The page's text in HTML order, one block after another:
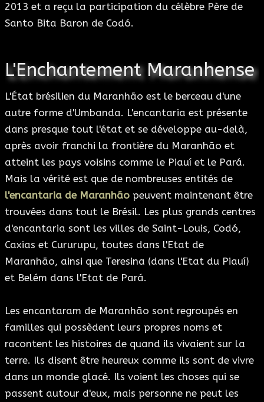
2013 et a reçu la participation du célèbre Père de
Santo Bita Baron de Codó.
L'Enchantement Maranhense
L'État brésilien du Maranhão est le berceau d'une
autre forme d'Umbanda. L'encantaria est présente
dans presque tout l'état et se développe au-delà,
après avoir franchi la frontière du Maranhão et
atteint les pays voisins comme le Piauí et le Pará.
Mais la vérité est que de nombreuses entités de
l'encantaria de Maranhão peuvent maintenant être
trouvées dans tout le Brésil. Les plus grands centres
d'encantaria sont les villes de Saint-Louis, Codó,
Caxias et Cururupu, toutes dans l'Etat de
Maranhão, ainsi que Teresina (dans l'Etat du Piauí)
et Belém dans l'Etat de Pará.
Les encantaram de Maranhão sont regroupés en
familles qui possèdent leurs propres noms et
racontent les histoires de quand ils vivaient sur la
terre. Ils disent être heureux comme ils sont de vivre
dans un monde glacé. Ils voient les choses qui se
passent autour d'eux, mais personne ne peut les